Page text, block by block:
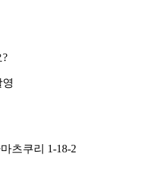
츠쿠리 1-18-2